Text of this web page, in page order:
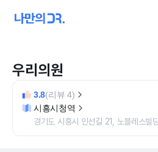
우리의원
3.8(리뷰 4)
시흥시청역
경기도 시흥시 인선길 21, 노블레스빌